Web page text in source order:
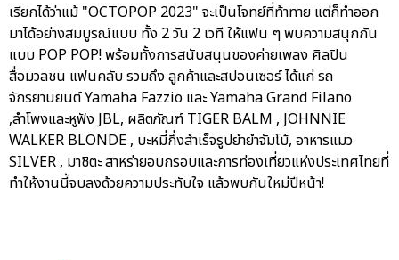
เรียกได้ว่าแม้ "OCTOPOP 2023" จะเป็นโจทย์ที่ท้าทาย แต่ก็ทำออก
มาได้อย่างสมบูรณ์แบบ ทั้ง 2 วัน 2 เวที ให้แฟน ๆ พบความสนุกกัน
แบบ POP POP! พร้อมทั้งการสนับสนุนของค่ายเพลง ศิลปิน
สื่อมวลชน แฟนคลับ รวมถึง ลูกค้าและสปอนเซอร์ ได้แก่ รถ
จักรยานยนต์ Yamaha Fazzio และ Yamaha Grand Filano
,ลำโพงและหูฟัง JBL, ผลิตภัณฑ์ TIGER BALM , JOHNNIE
WALKER BLONDE , บะหมี่กึ่งสำเร็จรูปยำยำจัมโบ้, อาหารแมว
SILVER , มาชิตะ สาหร่ายอบกรอบและการท่องเที่ยวแห่งประเทศไทยที่
ทำให้งานนี้จบลงด้วยความประทับใจ แล้วพบกันใหม่ปีหน้า!